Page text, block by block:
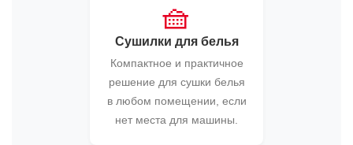
🧺
Сушилки для белья
Компактное и практичное
решение для сушки белья
в любом помещении, если
нет места для машины.